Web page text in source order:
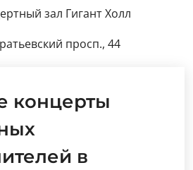
зал Гигант Холл
просп., 44
концерты
в